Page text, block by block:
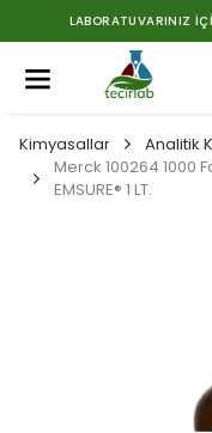
LABORATUVARINIZ
Kimyasallar
Analitik
Merck 100264 1000
EMSURE® 1 LT.